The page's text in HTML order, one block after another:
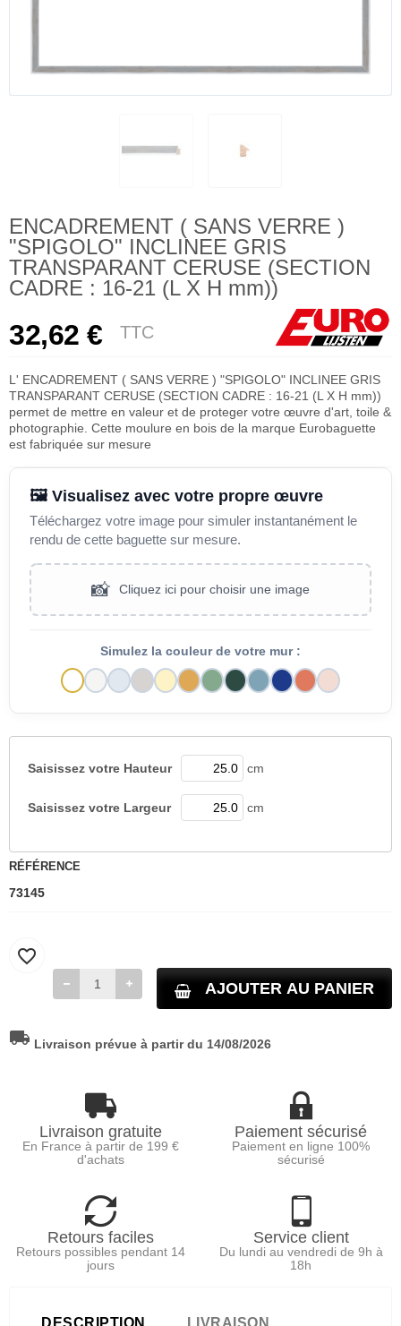
ENCADREMENT ( SANS VERRE )
"SPIGOLO" INCLINEE GRIS
TRANSPARANT CERUSE (SECTION
CADRE : 16-21 (L X H mm))
32,62 € TTC
L' ENCADREMENT ( SANS VERRE ) "SPIGOLO" INCLINEE GRIS
TRANSPARANT CERUSE (SECTION CADRE : 16-21 (L X H mm))
permet de mettre en valeur et de proteger votre œuvre d'art, toile &
photographie. Cette moulure en bois de la marque Eurobaguette
est fabriquée sur mesure
🖼️ Visualisez avec votre propre œuvre
Téléchargez votre image pour simuler instantanément le
rendu de cette baguette sur mesure.
📸 Cliquez ici pour choisir une image
Simulez la couleur de votre mur :
Saisissez votre Hauteur cm
Saisissez votre Largeur cm
RÉFÉRENCE
73145
AJOUTER AU PANIER
favorite_border
local_shipping Livraison prévue à partir du 14/08/2026
Livraison gratuite
En France à partir de 199 €
d'achats
Paiement sécurisé
Paiement en ligne 100%
sécurisé
Retours faciles
Retours possibles pendant 14
jours
Service client
Du lundi au vendredi de 9h à
18h
DESCRIPTION LIVRAISON